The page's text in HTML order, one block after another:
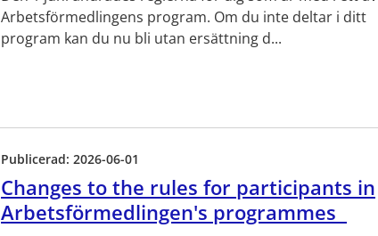
Arbetsförmedlingens program. Om du inte deltar i ditt
program kan du nu bli utan ersättning d...
Publicerad: 2026-06-01
Changes to the rules for participants in
Arbetsförmedlingen's programmes